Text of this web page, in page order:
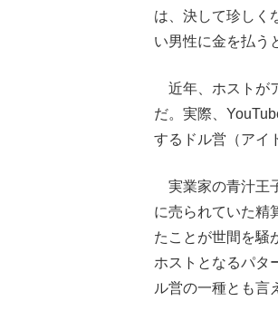
は、決して珍しく
い男性に金を払う
近年、ホストが
だ。実際、
するドル営（アイ
実業家の青汁王
に売られていた精
たことが世間を騒
ホストとなるパタ
ル営の一種とも言